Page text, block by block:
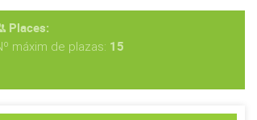
Places:
máxim de plazas: 15